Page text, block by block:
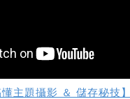
主題攝影 ＆ 儲存秘技】